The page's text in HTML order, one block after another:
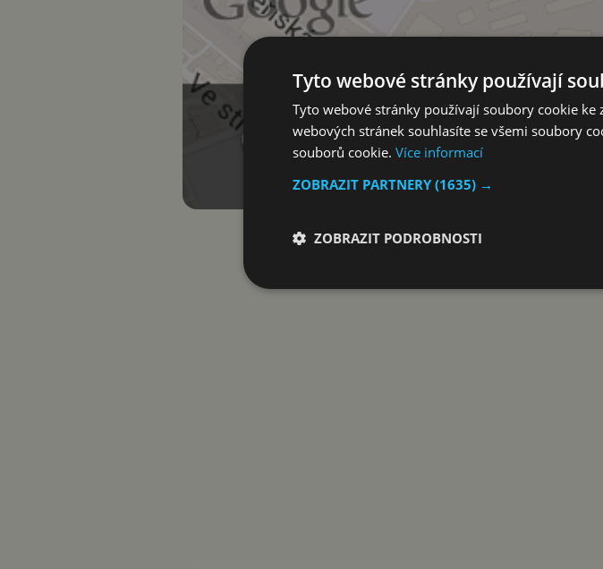
Tyto webové stránky používají
Tyto webové stránky používají soubory cookie
webových stránek souhlasíte se všemi soubory
souborů cookie. Více informací
ZOBRAZIT PARTNERY(1635) →
ZOBRAZIT PODROBNOSTI